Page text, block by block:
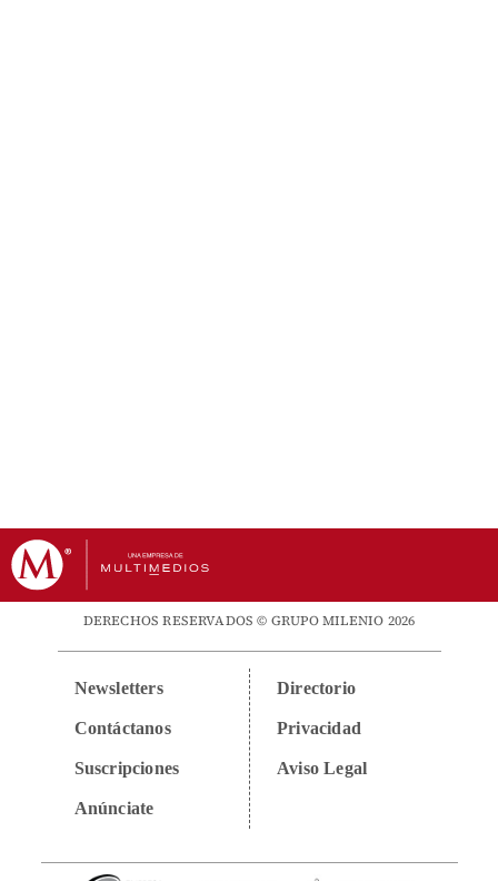
DERECHOS RESERVADOS © GRUPO MILENIO 2026
Newsletters
Contáctanos
Suscripciones
Anúnciate
Directorio
Privacidad
Aviso Legal